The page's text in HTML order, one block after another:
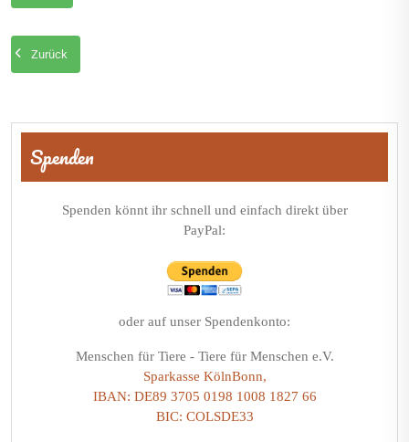
Zurück
Beitragsnavigation
Spenden
Spenden könnt ihr schnell und einfach direkt über
PayPal:
oder auf unser Spendenkonto:
Menschen für Tiere - Tiere für Menschen e.V.
Sparkasse KölnBonn,
IBAN: DE89 3705 0198 1008 1827 66
BIC: COLSDE33